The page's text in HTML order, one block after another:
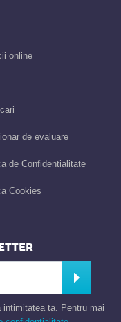
online
de evaluare
de Confidentialitate
Cookies
ta. Pentru mai